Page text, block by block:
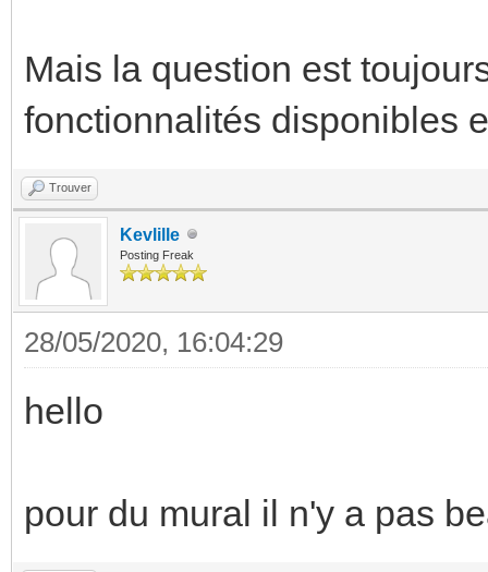
Mais la question est
fonctionnalités disponibles
Trouver
Kevlille
Posting Freak
28/05/2020, 16:04:29
hello
pour du mural il n'y a pas